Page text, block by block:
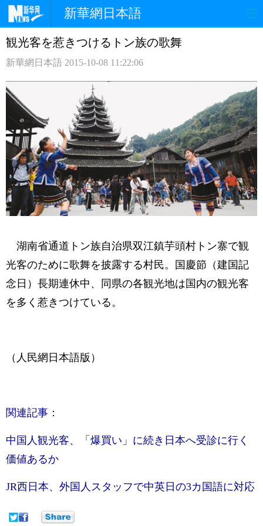
新華網日本語
ホームページ 政治
写真
中日対訳
観光客を惹きつけるトン族の歌舞
新華網日本語 2015-10-08 11:22:06
湖南省通道トン族自治県双江鎮芋頭村トン寨で観
光客のために歌舞を披露する村民。国慶節（建国記
念日）長期連休中、同県の各観光地は国内の観光客
を多く惹きつけている。
（人民網日本語版）
関連記事：
中国人観光客、「爆買い」に続き日本へ受診に行く
価値あるか
JR西日本、外国人スタッフで中英日の3カ国語に対応